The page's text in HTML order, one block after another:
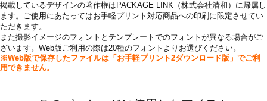
掲載しているデザインの著作権はPACKAGE LINK（株式会社清和）に帰属し
ます。ご使用にあたってはお手軽プリント対応商品への印刷に限定させてい
ただきます。
また撮影イメージのフォントとテンプレートでのフォントが異なる場合がご
ざいます。Web版ご利用の際は20種のフォントよりお選びください。
※Web版で保存したファイルは「お手軽プリント2ダウンロード版」でご利
用できません。